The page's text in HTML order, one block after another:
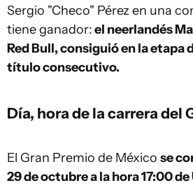
Sergio "Checo" Pérez en una
tiene ganador:el neerlandés
Red Bull, consiguió en la etapa
título consecutivo.
Día, hora de la carrera del
El Gran Premio de México se
29 de octubre a la hora 17:00 de